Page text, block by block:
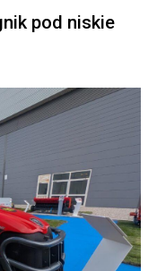
pod niskie